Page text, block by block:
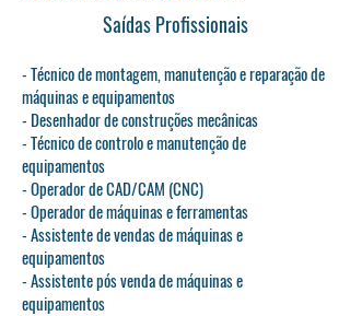
Saídas Profissionais
- Técnico de montagem, manutenção e reparação de
máquinas e equipamentos
- Desenhador de construções mecânicas
- Técnico de controlo e manutenção de
equipamentos
- Operador de CAD/CAM (CNC)
- Operador de máquinas e ferramentas
- Assistente de vendas de máquinas e
equipamentos
- Assistente pós venda de máquinas e
equipamentos